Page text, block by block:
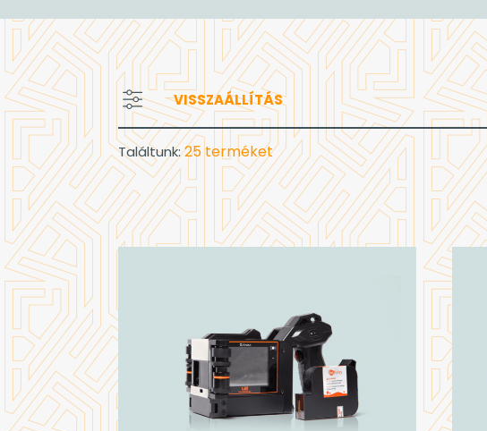
VISSZAÁLLÍTÁS
Találtunk:25 terméket